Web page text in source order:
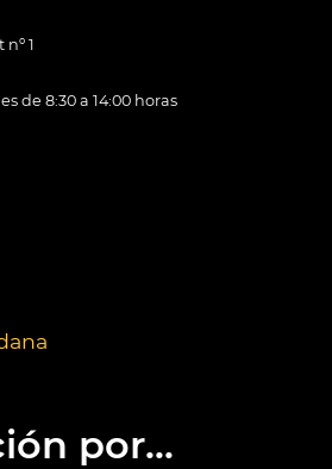
1
de 8:30 a 14:00 horas
por...